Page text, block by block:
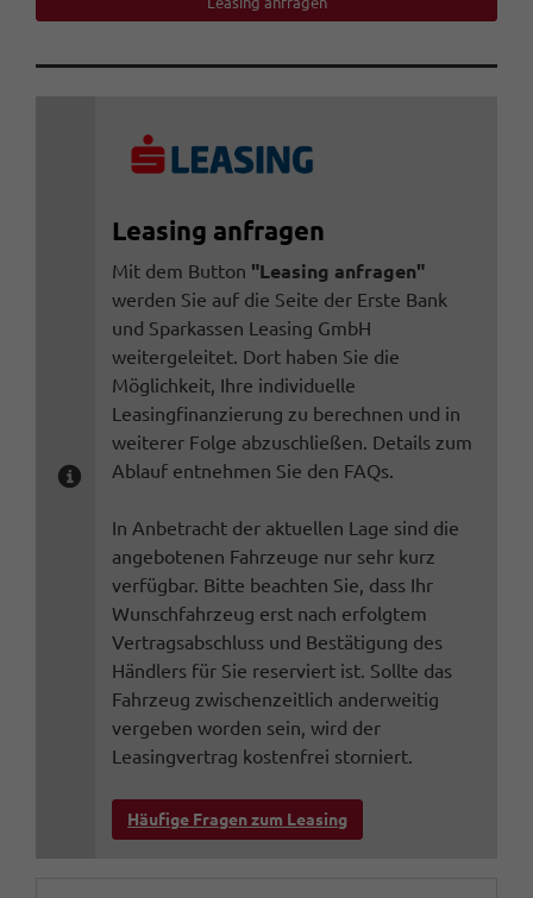
Leasing anfragen
Mit dem Button "Leasing anfragen"
werden Sie auf die Seite der Erste Bank
und Sparkassen Leasing GmbH
weitergeleitet. Dort haben Sie die
Möglichkeit, Ihre individuelle
Leasingfinanzierung zu berechnen und in
weiterer Folge abzuschließen. Details zum
Ablauf entnehmen Sie den FAQs.
In Anbetracht der aktuellen Lage sind die
angebotenen Fahrzeuge nur sehr kurz
verfügbar. Bitte beachten Sie, dass Ihr
Wunschfahrzeug erst nach erfolgtem
Vertragsabschluss und Bestätigung des
Händlers für Sie reserviert ist. Sollte das
Fahrzeug zwischenzeitlich anderweitig
vergeben worden sein, wird der
Leasingvertrag kostenfrei storniert.
Häufige Fragen zum Leasing